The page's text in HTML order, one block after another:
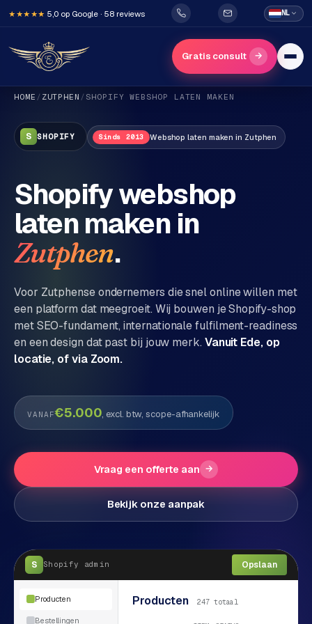
★★★★★ 5,0 op Google · 58 reviews NL
Gratis consult →
H
o
m
e
Diensten
Alle
diensten
→
WEBSHOPS
M
a
e
b
s
P
o
f
o
W
r
k
g
e
HOME / ZUTPHEN / SHOPIFY WEBSHOP LATEN MAKEN
S SHOPIFY Sinds 2013 Webshop laten maken in Zutphen
Shopify webshop
laten maken in
Zutphen.
Voor Zutphense ondernemers die snel online willen met
een platform dat meegroeit. Wij bouwen je Shopify-shop
met SEO-fundament, internationale fulfilment-readiness
en een design dat past bij jouw merk. Vanuit Ede, op
locatie, of via Zoom.
VANAF€5.000, excl. btw, scope-afhankelijk
Vraag een offerte aan →
Bekijk onze aanpak
S Shopify admin Opslaan
Producten
Bestellingen
Producten 247 totaal